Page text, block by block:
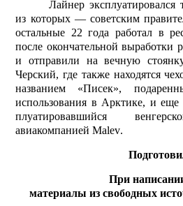
Лайнер эксплуатировался
из которых — советским
остальные 22 года работал в
после окончательной выработки
и отправили на вечную
Черский, где также находятся
названием «Писек»,
использования в Арктике, и
плуатировавшийся
авиакомпаниейMalev.
При
материалы из свободных